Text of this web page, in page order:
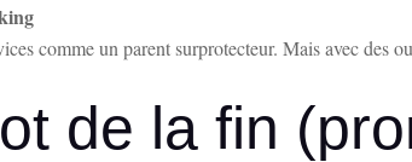
comme un parent surprotecteur. Mais avec des
de la fin